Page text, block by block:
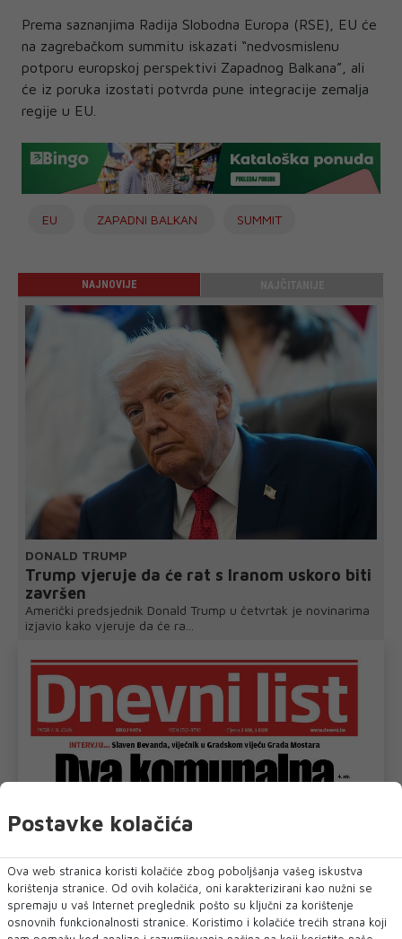
Prema saznanjima Radija Slobodna Europa (RSE), EU će
na zagrebačkom summitu iskazati “nedvosmislenu
potporu europskoj perspektivi Zapadnog Balkana”, ali
će iz poruka izostati potvrda pune integracije zemalja
regije u EU.
EU ZAPADNI BALKAN SUMMIT
NAJNOVIJE
DONALD TRUMP
Trump vjeruje da će rat s Iranom uskoro biti
završen
Američki predsjednik Donald Trump u četvrtak je novinarima
izjavio kako vjeruje da će ra...
Postavke kolačića
Ova web stranica koristi kolačiće zbog poboljšanja vašeg iskustva
korištenja stranice. Od ovih kolačića, oni karakterizirani kao nužni se
spremaju u vaš Internet preglednik pošto su ključni za korištenje
osnovnih funkcionalnosti stranice. Koristimo i kolačiće trećih strana koji